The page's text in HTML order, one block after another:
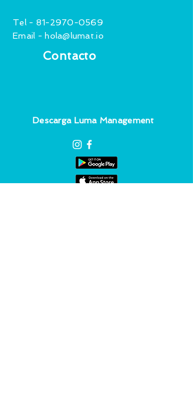
Tel - 81-2970-0569
Email - hola@lumat.io
Contacto
Descarga Luma Management